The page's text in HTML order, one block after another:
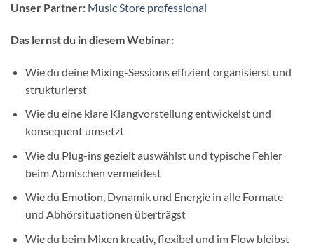
Unser Partner: Music Store professional
Das lernst du in diesem Webinar:
Wie du deine Mixing-Sessions effizient organisierst und
strukturierst
Wie du eine klare Klangvorstellung entwickelst und
konsequent umsetzt
Wie du Plug-ins gezielt auswählst und typische Fehler
beim Abmischen vermeidest
Wie du Emotion, Dynamik und Energie in alle Formate
und Abhörsituationen überträgst
Wie du beim Mixen kreativ, flexibel und im Flow bleibst